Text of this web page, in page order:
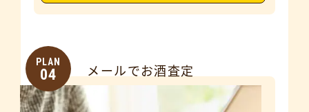
PLAN
04 メールでお酒査定